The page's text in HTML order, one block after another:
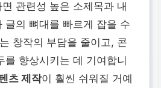
관련성 높은 소제목과 내
글의 뼈대를 빠르게 잡을 수
는 창작의 부담을 줄이고, 콘
를 향상시키는 데 기여합니
츠 제작이 훨씬 쉬워질 거예